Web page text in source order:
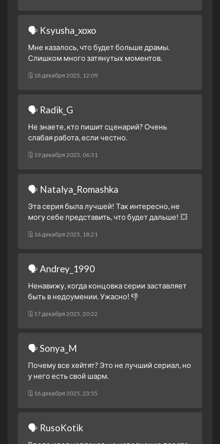
🗣 Ksyusha_xoxo
Мне казалось, что будет больше драмы.
Слишком много затянутых моментов.
🗓 18 декабря 2025, 12:09
🗣 Radik_G
Не знаете, кто пишит сценарий? Очень
слабая работа, если честно.
🗓 19 декабря 2025, 06:31
🗣 Natalya_Romashka
Эта серия была лучшей! Так интересно, не
могу себе представить, что будет дальше! 💥
🗓 16 декабря 2025, 18:21
🗣 Andrey_1990
Ненавижу, когда концовка серии заставляет
быть в недоумении. Ужасно! 👎
🗓 17 декабря 2025, 20:22
🗣 Sonya_M
Почему все хейтят? Это не лучший сериал, но
у него есть свой шарм.
🗓 16 декабря 2025, 23:55
🗣 RusoKotik